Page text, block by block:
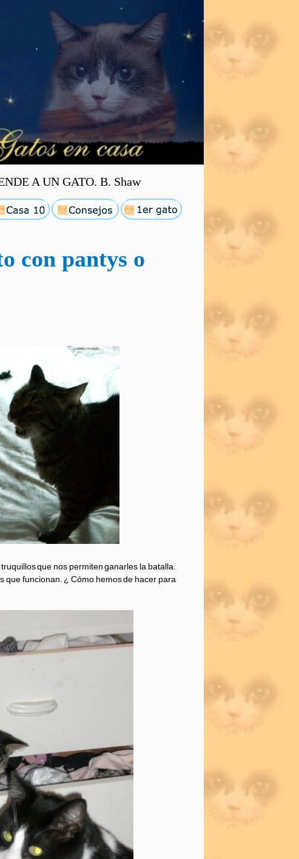
A UN GATO. B. Shaw
con pantys o
que nos permiten ganarles la batalla.
que funcionan. ¿ Cómo hemos de hacer para